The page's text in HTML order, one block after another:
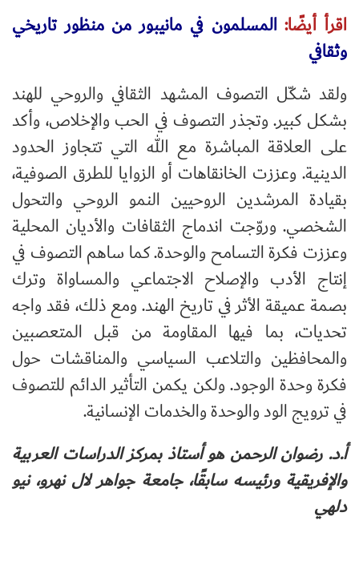
اقرأ أيضًا:المسلمون في مانيبور من منظور تاريخي
وثقافي
ولقد شكّل التصوف المشهد الثقافي والروحي للهند
بشكل كبير. وتجذر التصوف في الحب والإخلاص، وأكد
على العلاقة المباشرة مع الله التي تتجاوز الحدود
الدينية. وعززت الخانقاهات أو الزوايا للطرق الصوفية،
بقيادة المرشدين الروحيين النمو الروحي والتحول
الشخصي. وروّجت اندماج الثقافات والأديان المحلية
وعززت فكرة التسامح والوحدة. كما ساهم التصوف في
إنتاج الأدب والإصلاح الاجتماعي والمساواة وترك
بصمة عميقة الأثر في تاريخ الهند. ومع ذلك، فقد واجه
تحديات، بما فيها المقاومة من قبل المتعصبين
والمحافظين والتلاعب السياسي والمناقشات حول
فكرة وحدة الوجود. ولكن يكمن التأثير الدائم للتصوف
في ترويج الود والوحدة والخدمات الإنسانية.
أ.د. رضوان الرحمن هو أستاذ بمركز الدراسات العربية
والإفريقية ورئيسه سابقًا، جامعة جواهر لال نهرو، نيو
دلهي